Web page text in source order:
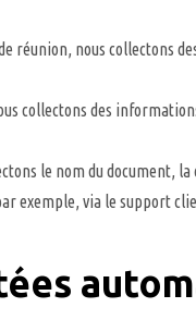
réunion, nous collectons
collectons des
le nom du
exemple, via le support